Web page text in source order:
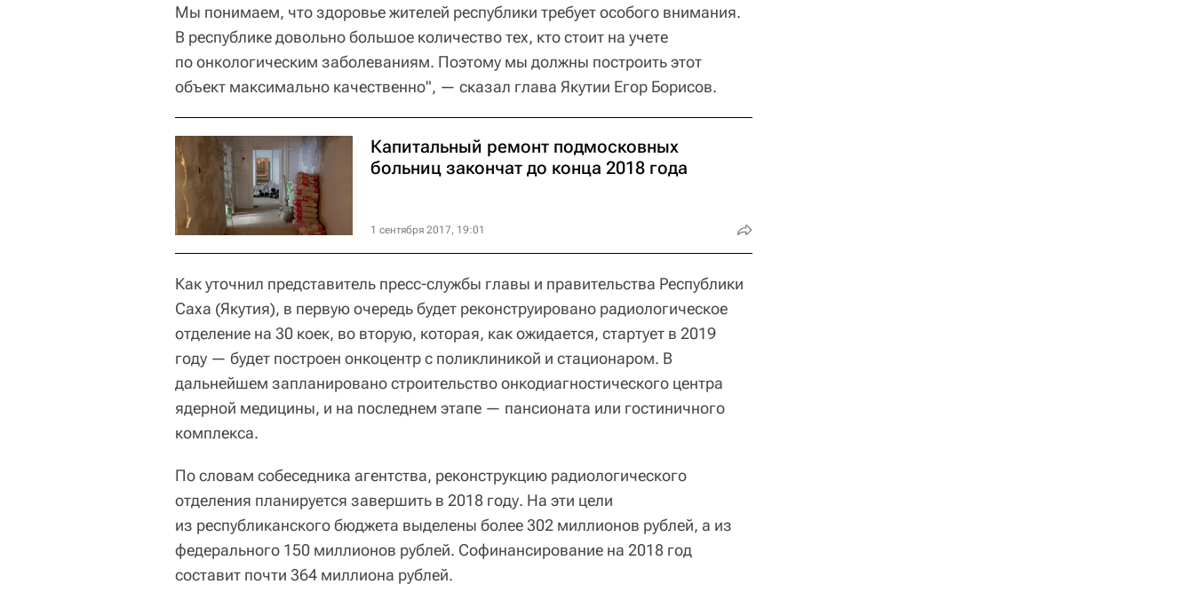
Мы понимаем, что здоровье жителей республики требует особого внимания.
В республике довольно большое количество тех, кто стоит на учете
по онкологическим заболеваниям. Поэтому мы должны построить этот
объект максимально качественно", — сказал глава Якутии Егор Борисов.
Капитальный ремонт подмосковных
больниц закончат до конца 2018 года
1 сентября 2017, 19:01
Как уточнил представитель пресс-службы главы и правительства Республики
Саха (Якутия), в первую очередь будет реконструировано радиологическое
отделение на 30 коек, во вторую, которая, как ожидается, стартует в 2019
году — будет построен онкоцентр с поликлиникой и стационаром. В
дальнейшем запланировано строительство онкодиагностического центра
ядерной медицины, и на последнем этапе — пансионата или гостиничного
комплекса.
По словам собеседника агентства, реконструкцию радиологического
отделения планируется завершить в 2018 году. На эти цели
из республиканского бюджета выделены более 302 миллионов рублей, а из
федерального 150 миллионов рублей. Софинансирование на 2018 год
составит почти 364 миллиона рублей.